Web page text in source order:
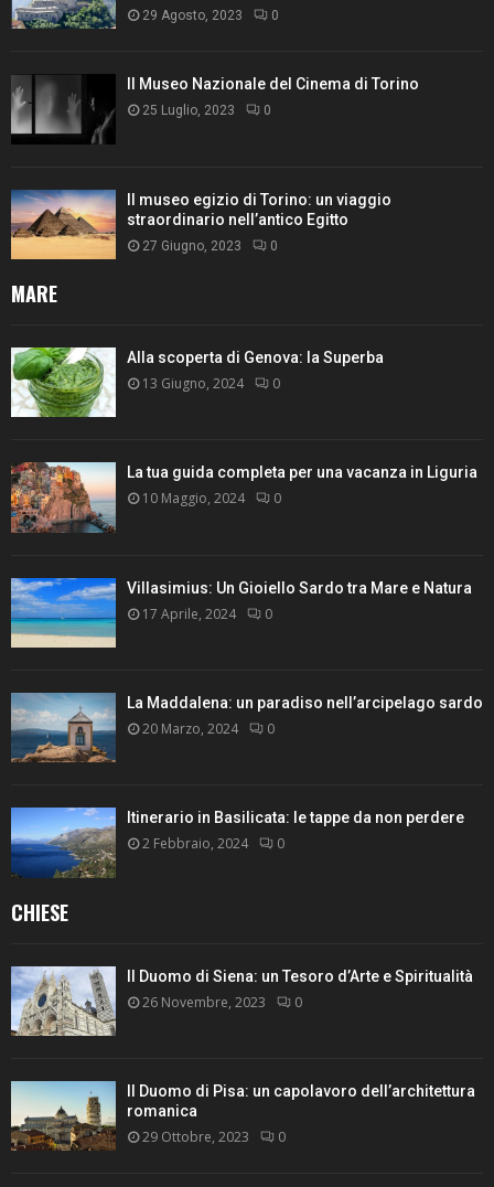
29 Agosto, 2023 0
Il Museo Nazionale del Cinema di Torino
25 Luglio, 2023 0
Il museo egizio di Torino: un viaggio
straordinario nell’antico Egitto
27 Giugno, 2023 0
MARE
Alla scoperta di Genova: la Superba
13 Giugno, 2024 0
La tua guida completa per una vacanza in Liguria
10 Maggio, 2024 0
Villasimius: Un Gioiello Sardo tra Mare e Natura
17 Aprile, 2024 0
La Maddalena: un paradiso nell’arcipelago sardo
20 Marzo, 2024 0
Itinerario in Basilicata: le tappe da non perdere
2 Febbraio, 2024 0
CHIESE
Il Duomo di Siena: un Tesoro d’Arte e Spiritualità
26 Novembre, 2023 0
Il Duomo di Pisa: un capolavoro dell’architettura
romanica
29 Ottobre, 2023 0